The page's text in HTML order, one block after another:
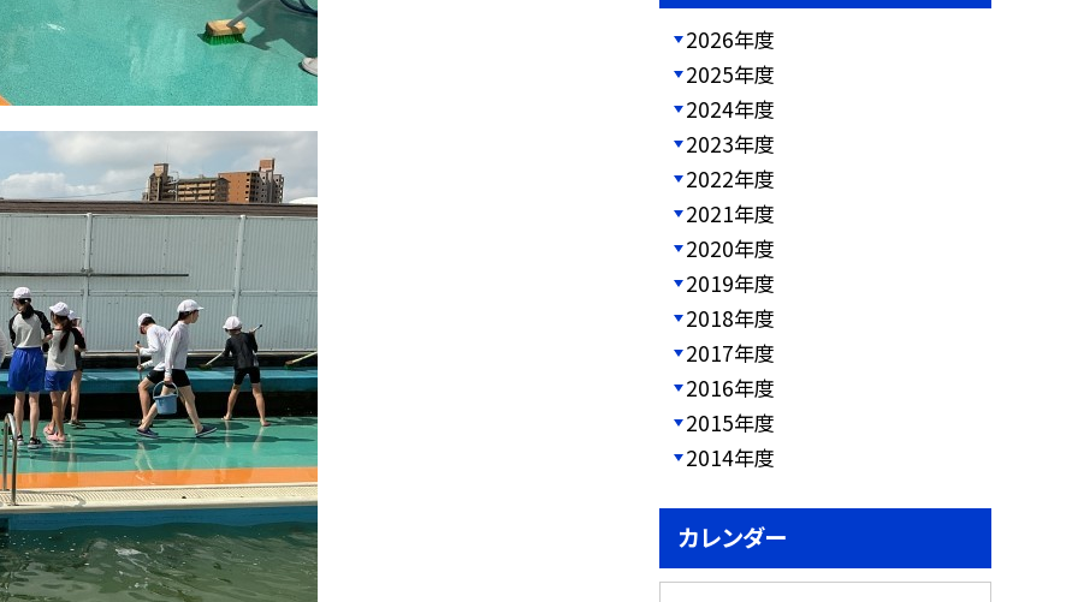
2026年度
2025年度
2024年度
2023年度
2022年度
2021年度
2020年度
2019年度
2018年度
2017年度
2016年度
2015年度
2014年度
カレンダー